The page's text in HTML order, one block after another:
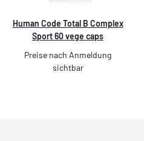
Human Code Total B Complex
Sport 60 vege caps
Preise nach Anmeldung
sichtbar